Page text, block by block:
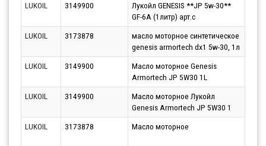
LUKOIL
3149900
Лукойл GENESIS **JP 5w-30**
GF-6A (1литр) арт.c
LUKOIL
3173878
масло моторное синтетическое
genesis armortech dx1 5w-30, 1л
LUKOIL
3149900
Масло моторное Genesis
Armortech JP 5W30 1L
LUKOIL
3149900
Масло моторное Лукойл
Genesis Armortech JP 5W30 1
LUKOIL
3173878 Масло моторное